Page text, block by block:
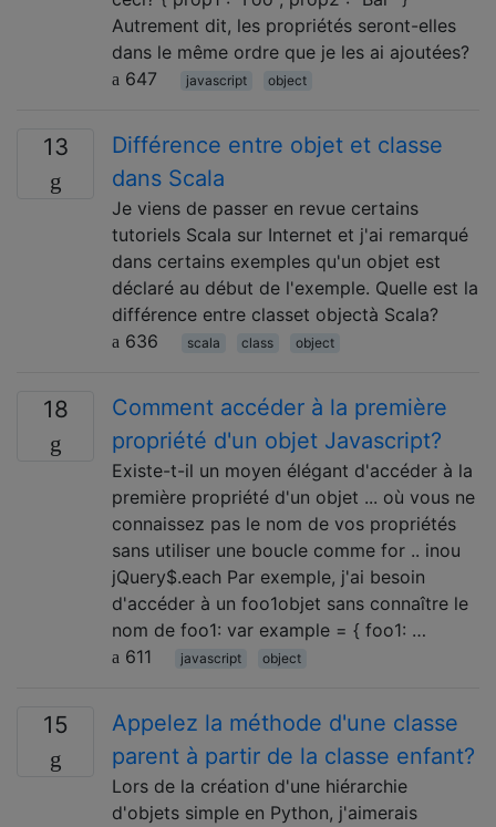
Autrement dit, les propriétés seront-elles
dans le même ordre que je les ai ajoutées?
647
javascript object
13
Différence entre objet et classe
dans Scala
Je viens de passer en revue certains
tutoriels Scala sur Internet et j'ai remarqué
dans certains exemples qu'un objet est
déclaré au début de l'exemple. Quelle est la
différence entre classet objectà Scala?
636
scala class object
18
Comment accéder à la première
propriété d'un objet Javascript?
Existe-t-il un moyen élégant d'accéder à la
première propriété d'un objet ... où vous ne
connaissez pas le nom de vos propriétés
sans utiliser une boucle comme for .. inou
jQuery$.each Par exemple, j'ai besoin
d'accéder à un foo1objet sans connaître le
nom de foo1: var example = { foo1: …
611
javascript object
15
Appelez la méthode d'une classe
parent à partir de la classe enfant?
Lors de la création d'une hiérarchie
d'objets simple en Python, j'aimerais